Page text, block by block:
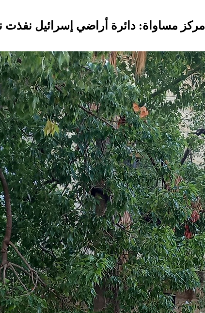
مركز مساواة: دائرة أراضي إسرائيل نفذت